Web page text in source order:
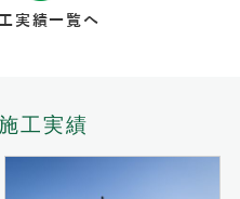
実績一覧へ
工実績